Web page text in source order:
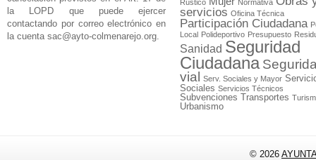
la LOPD que puede ejercer
contactando por correo electrónico en
la cuenta sac@ayto-colmenarejo.org.
Rústico
Normativa
servicios Oficina Técnica
Participación Ciudadana
Local Polideportivo Presupuesto
Sanidad Seguridad
Ciudadana
vial
Serv. Sociales y Mayor
Sociales Servicios Técnicos
Subvenciones Transportes
Urbanismo
© 2026